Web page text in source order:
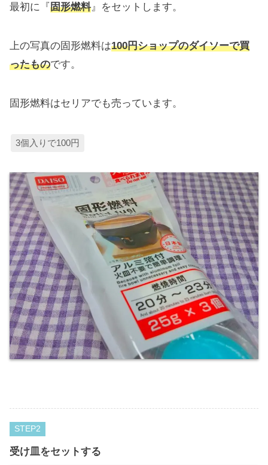
最初に『固形燃料』をセットします。
上の写真の固形燃料は100円ショップのダイソーで買
ったものです。
固形燃料はセリアでも売っています。
3個入りで100円
STEP
受け皿をセットする